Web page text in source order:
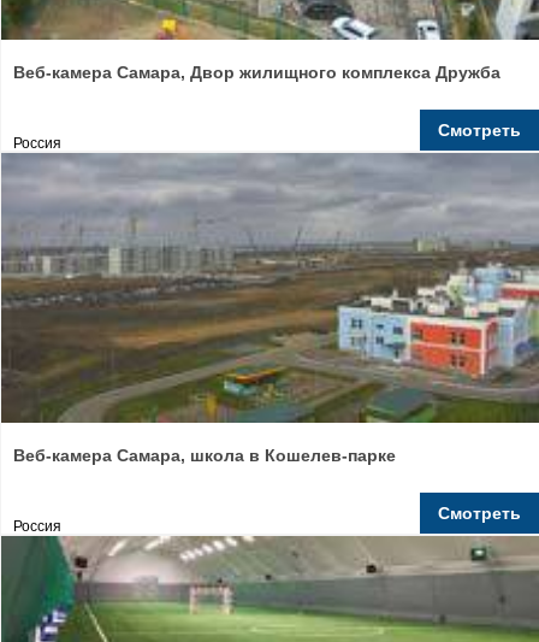
Веб-камера Самара, Двор жилищного комплекса Дружба
Россия
Смотреть
Веб-камера Самара, школа в Кошелев-парке
Россия
Смотреть